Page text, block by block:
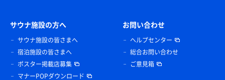
サウナ施設の方へ
サウナ施設の皆さまへ
宿泊施設の皆さまへ
ポスター掲載店募集
マナーPOPダウンロード
お問い合わせ
ヘルプセンター
総合お問い合わせ
ご意見箱